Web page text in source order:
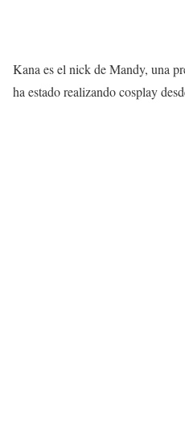
Kana es el nick de Mandy, una
ha estado realizando cosplay